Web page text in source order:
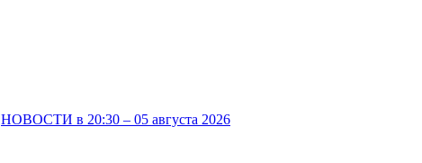
НОВОСТИ в 20:30 – 05 августа 2026